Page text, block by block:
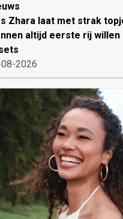
Zhara laat met strak
altijd eerste rij willen
2026